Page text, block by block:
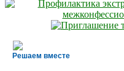
Решаем вместе